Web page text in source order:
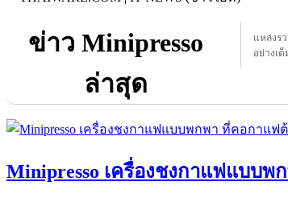
ข่าว Minipresso
ล่าสุด
แหล่งร
อย่างเ
Minipresso เครื่องชงกาแฟแบบ